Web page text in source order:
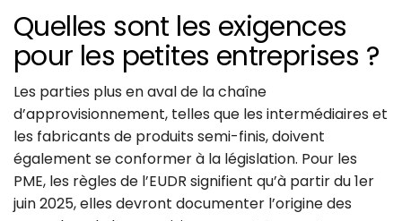
Quelles sont les exigences
pour les petites entreprises ?
Les parties plus en aval de la chaîne
d’approvisionnement, telles que les intermédiaires et
les fabricants de produits semi-finis, doivent
également se conformer à la législation. Pour les
PME, les règles de l’EUDR signifient qu’à partir du 1er
juin 2025, elles devront documenter l’origine des